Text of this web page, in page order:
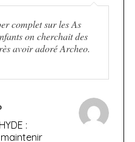
complet sur les As
on cherchait des
avoir adoré Archeo.
: